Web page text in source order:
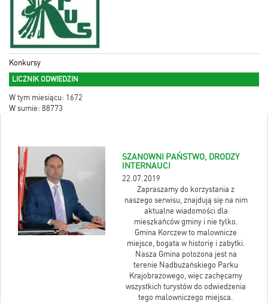
Konkursy
LICZNIK ODWIEDZIN
W tym miesiącu: 1672
W sumie: 88773
SZANOWNI PAŃSTWO, DRODZY
INTERNAUCI
22.07.2019
Zapraszamy do korzystania z
naszego serwisu, znajdują się na nim
aktualne wiadomości dla
mieszkańców gminy i nie tylko.
Gmina Korczew to malownicze
miejsce, bogata w historię i zabytki.
Nasza Gmina położona jest na
terenie Nadbużańskiego Parku
Krajobrazowego, więc zachęcamy
wszystkich turystów do odwiedzenia
tego malowniczego miejsca.